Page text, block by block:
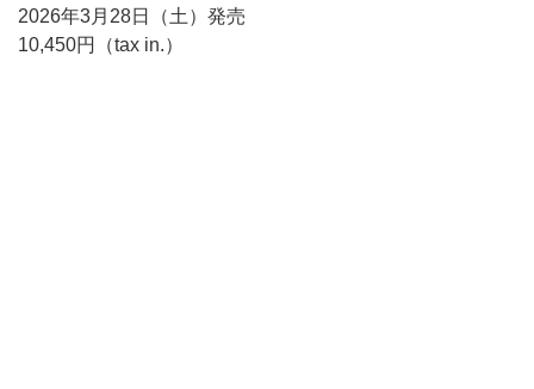
2026年3月28日（土）発売
10,450円（tax in.）